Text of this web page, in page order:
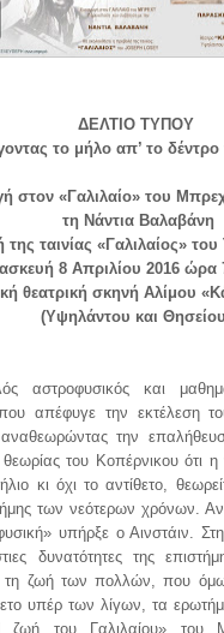
ΔΕΛΤΙΟ ΤΥΠΟΥ
το μήλο απ’ το
στον «Γαλιλαίο» του
τη Νάντια Βαλαβάνη
της ταινίας «Γαλιλαίος»
8 Απριλίου 2016 ώρα
θεατρική σκηνή Αλίμου
(Υψηλάντου και
αστροφυσικός και
που απέφυγε την εκτέλεση
την
του Κοπέρνικου ότι η
κι όχι το αντίθετο,
των νεότερων χρόνων.
υπήρξε ο Αινστάιν.
δυνατότητες της
τη ζωή των πολλών, που
υπέρ των λίγων, τα
του Γαλιλαίου» του